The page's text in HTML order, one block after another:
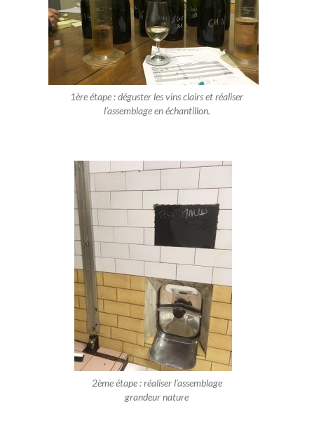
1ère étape : déguster les vins clairs et réaliser
l’assemblage en échantillon.
2ème étape : réaliser l’assemblage
grandeur nature